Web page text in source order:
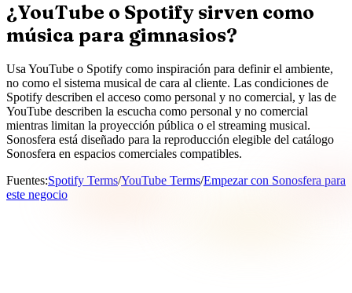
¿YouTube o Spotify sirven como
música para gimnasios?
Usa YouTube o Spotify como inspiración para definir el ambiente,
no como el sistema musical de cara al cliente. Las condiciones de
Spotify describen el acceso como personal y no comercial, y las de
YouTube describen la escucha como personal y no comercial
mientras limitan la proyección pública o el streaming musical.
Sonosfera está diseñado para la reproducción elegible del catálogo
Sonosfera en espacios comerciales compatibles.
Fuentes:Spotify Terms/YouTube Terms/Empezar con Sonosfera para
este negocio